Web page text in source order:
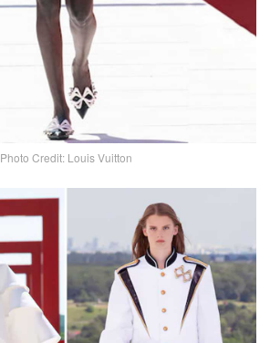
Photo Credit: Louis Vuitton